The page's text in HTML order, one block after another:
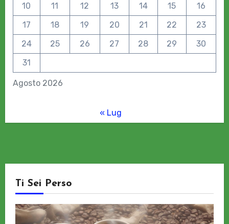
Agosto 2026
10
11 12 13 14 15
16
17
18 19 20 21 22
23
24
25 26 27 28 29
30
31
« Lug
Ti Sei Perso